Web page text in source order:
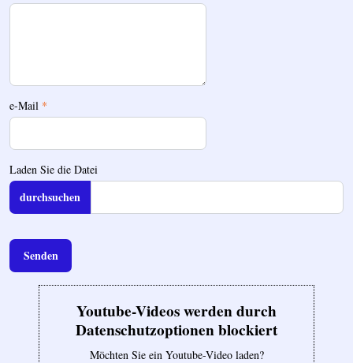
e-Mail *
Laden Sie die Datei
Senden
Youtube-Videos werden durch
Datenschutzoptionen blockiert
Möchten Sie ein Youtube-Video laden?